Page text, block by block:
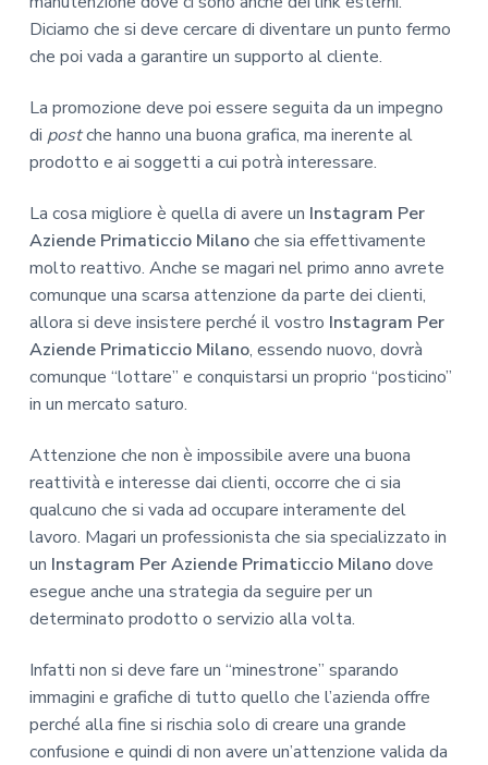
Diciamo che si deve cercare di diventare un punto fermo
che poi vada a garantire un supporto al cliente.
La promozione deve poi essere seguita da un impegno
di postche hanno una buona grafica, ma inerente al
prodotto e ai soggetti a cui potrà interessare.
La cosa migliore è quella di avere un Instagram Per
Aziende Primaticcio Milanoche sia effettivamente
molto reattivo. Anche se magari nel primo anno avrete
comunque una scarsa attenzione da parte dei clienti,
allora si deve insistere perché il vostro Instagram Per
Aziende Primaticcio Milano, essendo nuovo, dovrà
comunque “lottare” e conquistarsi un proprio “posticino”
in un mercato saturo.
Attenzione che non è impossibile avere una buona
reattività e interesse dai clienti, occorre che ci sia
qualcuno che si vada ad occupare interamente del
lavoro. Magari un professionista che sia specializzato in
un Instagram Per Aziende Primaticcio Milanodove
esegue anche una strategia da seguire per un
determinato prodotto o servizio alla volta.
Infatti non si deve fare un “minestrone” sparando
immagini e grafiche di tutto quello che l’azienda offre
perché alla fine si rischia solo di creare una grande
confusione e quindi di non avere un’attenzione valida da